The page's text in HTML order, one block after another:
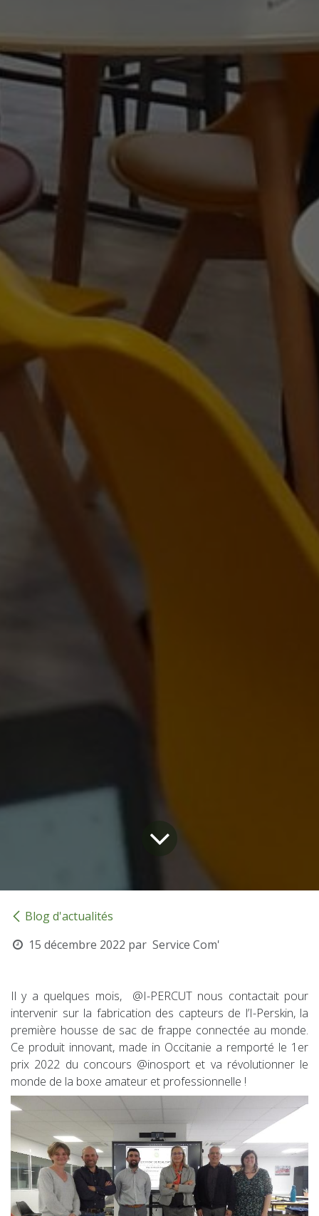
Blog d'actualités
15 décembre 2022 par Service Com'
Il y a quelques mois, @I-PERCUT nous contactait pour
intervenir sur la fabrication des capteurs de l’I-Perskin, la
première housse de sac de frappe connectée au monde.
Ce produit innovant, made in Occitanie a remporté le 1er
prix 2022 du concours @inosport et va révolutionner le
monde de la boxe amateur et professionnelle !